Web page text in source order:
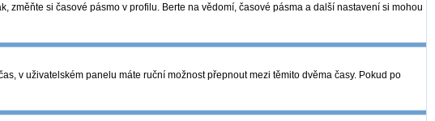
změňte si časové pásmo v profilu. Berte na vědomí, časové pásma a další nastavení si mohou
v uživatelském panelu máte ruční možnost přepnout mezi těmito dvěma časy. Pokud po